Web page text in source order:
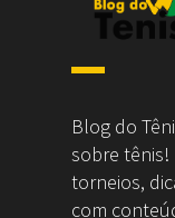
Blog do
sobre
torneios,
com